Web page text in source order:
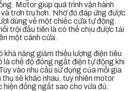
Motor giúp quá trình vận hành
trơn tru hơn. Nhờ đó đáp ứng được
dùng về một chiếc cửa tự động.
trội đầu tiên là có thể chịu được tải
một cánh cửa.
khả năng giảm thiểu lượng điện tiêu
là chế độ đóng ngắt điện tự động khi
vào nhu cầu sử dụng của mỗi gia
sẽ khác nhau, tuy nhiênmotor
hiện đống ngắt sao cho vừa đủ.